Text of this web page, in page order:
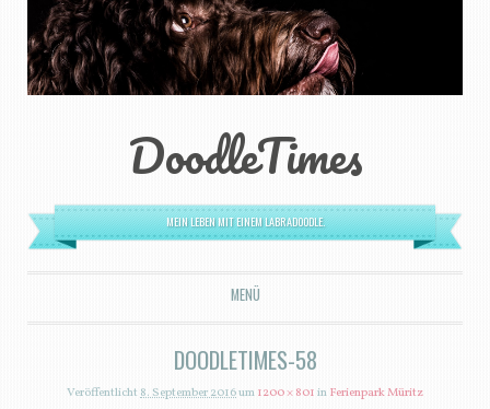
DoodleTimes
MEIN LEBEN MIT EINEM LABRADOODLE.
MENÜ
ZUM INHALT SPRINGEN
DOODLETIMES-58
Veröffentlicht8. September 2016um1200 × 801inFerienpark Müritz